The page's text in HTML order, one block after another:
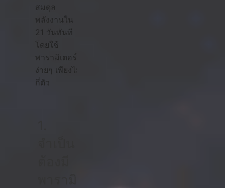
สมดุล
พลังงานใน
21 วันทันที
โดยใช้
พารามิเตอร์
ง่ายๆ เพียงไม่
กี่ตัว